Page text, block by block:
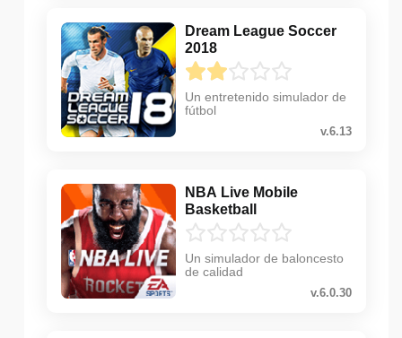
Dream League Soccer
2018
Un entretenido simulador de
fútbol
v.6.13
NBA Live Mobile
Basketball
Un simulador de baloncesto
de calidad
v.6.0.30